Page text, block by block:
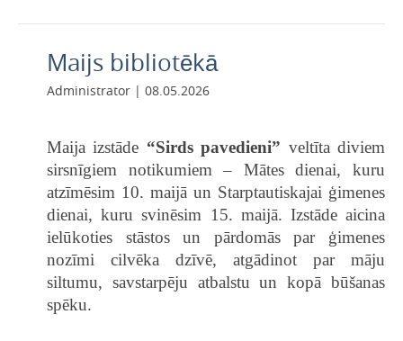
Maijs bibliotēkā
Administrator | 08.05.2026
Maija izstāde “Sirds pavedieni” veltīta diviem
sirsnīgiem notikumiem – Mātes dienai, kuru
atzīmēsim 10. maijā un Starptautiskajai ģimenes
dienai, kuru svinēsim 15. maijā. Izstāde aicina
ielūkoties stāstos un pārdomās par ģimenes
nozīmi cilvēka dzīvē, atgādinot par māju
siltumu, savstarpēju atbalstu un kopā būšanas
spēku.